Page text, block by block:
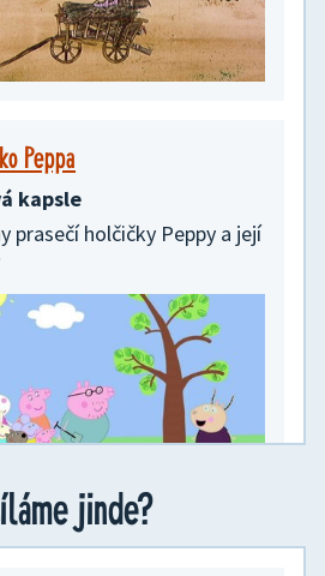
Peppa
kapsle
prasečí holčičky Peppy a její
Peppa
jinde?